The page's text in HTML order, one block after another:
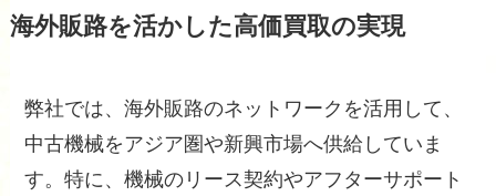
海外販路を活かした高価買取の実現
弊社では、海外販路のネットワークを活用して、
中古機械をアジア圏や新興市場へ供給していま
す。特に、機械のリース契約やアフターサポート